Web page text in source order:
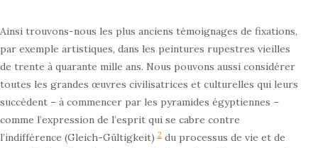
Ainsi trouvons-nous les plus anciens témoignages de fixations,
par exemple artistiques, dans les peintures rupestres vieilles
de trente à quarante mille ans. Nous pouvons aussi considérer
toutes les grandes œuvres civilisatrices et culturelles qui leurs
succèdent – à commencer par les pyramides égyptiennes –
comme l’expression de l’esprit qui se cabre contre
l’indifférence (Gleich-Gültigkeit) 2 du processus de vie et de